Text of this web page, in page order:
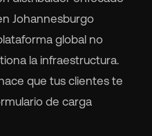
Johannesburgo
global no
la infraestructura.
que tus clientes te
de carga